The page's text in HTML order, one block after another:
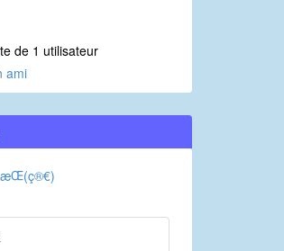
de 1 utilisateur
ami